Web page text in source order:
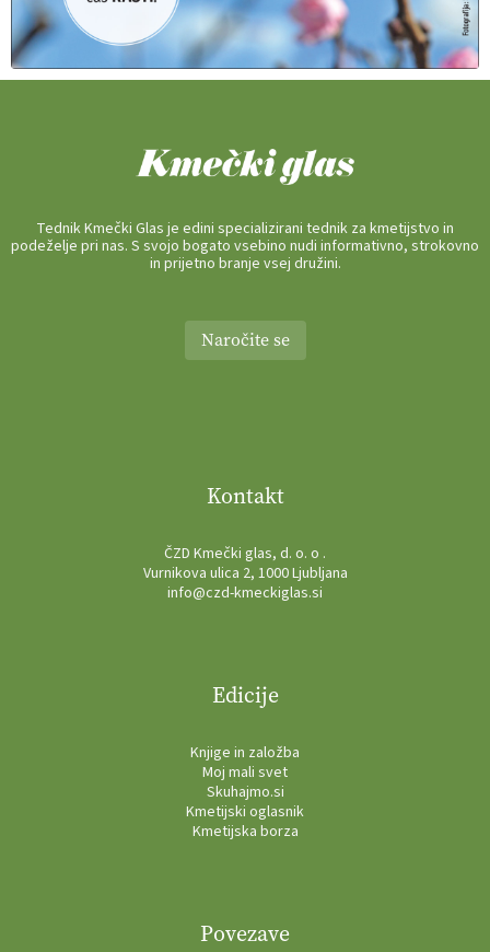
Tednik Kmečki Glas je edini specializirani tednik za kmetijstvo in
podeželje pri nas. S svojo bogato vsebino nudi informativno, strokovno
in prijetno branje vsej družini.
Naročite se
Kontakt
ČZD Kmečki glas, d. o. o .
Vurnikova ulica 2, 1000 Ljubljana
info@czd-kmeckiglas.si
Edicije
Knjige in založba
Moj mali svet
Skuhajmo.si
Kmetijski oglasnik
Kmetijska borza
Povezave